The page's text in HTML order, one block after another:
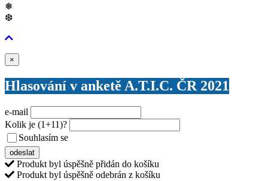
❅
❆
×
Hlasování v anketě A.T.I.C. ČR 2021
e-mail
Kolik je (1+11)?
Souhlasím se
odeslat
Produkt byl úspěšně přidán do košíku
Produkt byl úspěšně odebrán z košíku